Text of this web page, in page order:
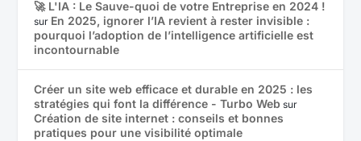
🚀 L'IA : Le Sauve-quoi de votre Entreprise en 2024 !
sur En 2025, ignorer l’IA revient à rester invisible :
pourquoi l’adoption de l’intelligence artificielle est
incontournable
Créer un site web efficace et durable en 2025 : les
stratégies qui font la différence - Turbo Web sur
Création de site internet : conseils et bonnes
pratiques pour une visibilité optimale